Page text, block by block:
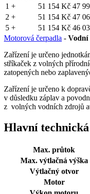
1 +
51 154 Kč 47
2 +
51 154 Kč 47
5 +
51 154 Kč 46
Motorová čerpadla - Vodní
Zařízení je určeno
stříkaček z volných
zatopených nebo
Zařízení je určeno k
v důsledku záplav a
z volných vodních zdrojů
Hlavní
Max. průtok
Max. výtlačná výška
Výtlačný otvor
Motor